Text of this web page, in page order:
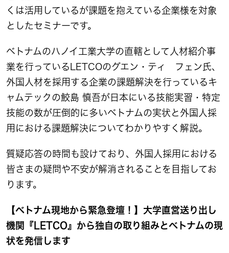
くは活用しているが課題を抱えている企業様を対象
としたセミナーです。
ベトナムのハノイ工業大学の直轄として人材紹介事
業を行っているLETCOのグエン・ティ フェン氏、
外国人材を採用する企業の課題解決を行っているキ
ャムテックの鮫島 慎吾が日本にいる技能実習・特定
技能の数が圧倒的に多いベトナムの実状と外国人採
用における課題解決についてわかりやすく解説。
質疑応答の時間も設けており、外国人採用における
皆さまの疑問や不安が解消されることを目指してお
ります。
【ベトナム現地から緊急登壇！】大学直営送り出し
機関『LETCO』から独自の取り組みとベトナムの現
状を発信します